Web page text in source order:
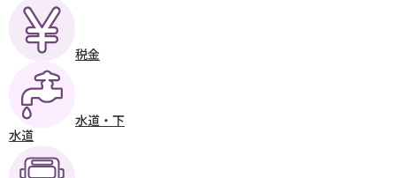
税金
水道・下
水道